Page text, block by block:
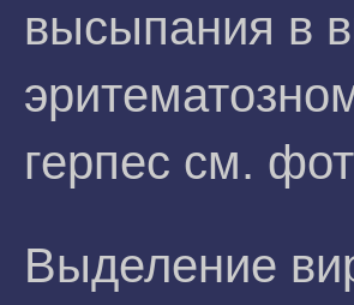
высыпания в
герпес см.
Выделение